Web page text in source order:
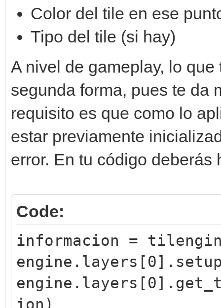
Color del tile en ese
Tipo del tile (si hay)
A nivel de gameplay, lo
segunda forma, pues te da
requisito es que como lo
estar previamente
error. En tu código deberás
Code:
informacion =
ion)